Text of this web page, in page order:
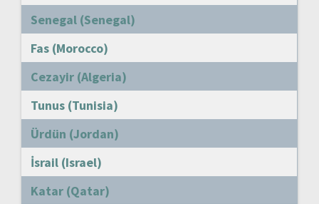
Senegal (Senegal)
Fas (Morocco)
Cezayir (Algeria)
Tunus (Tunisia)
Ürdün (Jordan)
İsrail (Israel)
Katar (Qatar)